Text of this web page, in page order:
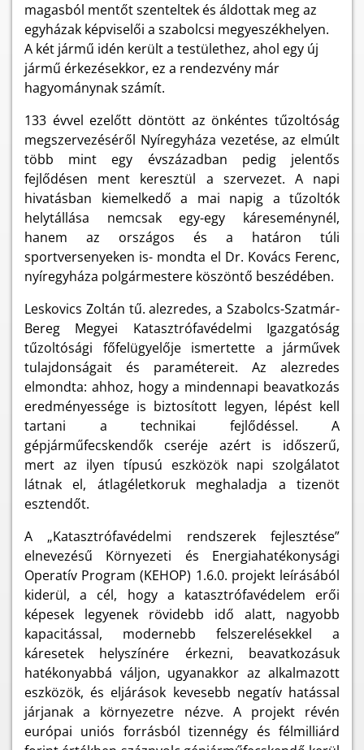
magasból mentőt szenteltek és áldottak meg az
egyházak képviselői a szabolcsi megyeszékhelyen.
A két jármű idén került a testülethez, ahol egy új
jármű érkezésekkor, ez a rendezvény már
hagyománynak számít.
133 évvel ezelőtt döntött az önkéntes tűzoltóság
megszervezéséről Nyíregyháza vezetése, az elmúlt
több mint egy évszázadban pedig jelentős
fejlődésen ment keresztül a szervezet. A napi
hivatásban kiemelkedő a mai napig a tűzoltók
helytállása nemcsak egy-egy káreseménynél,
hanem az országos és a határon túli
sportversenyeken is- mondta el Dr. Kovács Ferenc,
nyíregyháza polgármestere köszöntő beszédében.
Leskovics Zoltán tű. alezredes, a Szabolcs-Szatmár-
Bereg Megyei Katasztrófavédelmi Igazgatóság
tűzoltósági főfelügyelője ismertette a járművek
tulajdonságait és paramétereit. Az alezredes
elmondta: ahhoz, hogy a mindennapi beavatkozás
eredményessége is biztosított legyen, lépést kell
tartani a technikai fejlődéssel. A
gépjárműfecskendők cseréje azért is időszerű,
mert az ilyen típusú eszközök napi szolgálatot
látnak el, átlagéletkoruk meghaladja a tizenöt
esztendőt.
A „Katasztrófavédelmi rendszerek fejlesztése”
elnevezésű Környezeti és Energiahatékonysági
Operatív Program (KEHOP) 1.6.0. projekt leírásából
kiderül, a cél, hogy a katasztrófavédelem erői
képesek legyenek rövidebb idő alatt, nagyobb
kapacitással, modernebb felszerelésekkel a
káresetek helyszínére érkezni, beavatkozásuk
hatékonyabbá váljon, ugyanakkor az alkalmazott
eszközök, és eljárások kevesebb negatív hatással
járjanak a környezetre nézve. A projekt révén
európai uniós forrásból tizennégy és félmilliárd